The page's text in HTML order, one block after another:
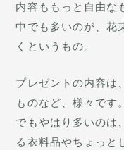
内容ももっと自由な
中でも多いのが、花
くというもの。
プレゼントの内容は
ものなど、様々です。
でもやはり多いのは
る衣料品やちょっと